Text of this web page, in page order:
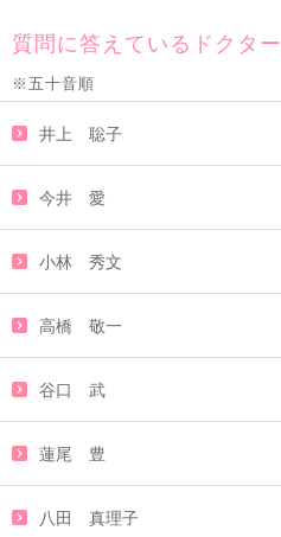
質問に答えているドクター
※五十音順
井上 聡子
今井 愛
小林 秀文
高橋 敬一
谷口 武
蓮尾 豊
八田 真理子